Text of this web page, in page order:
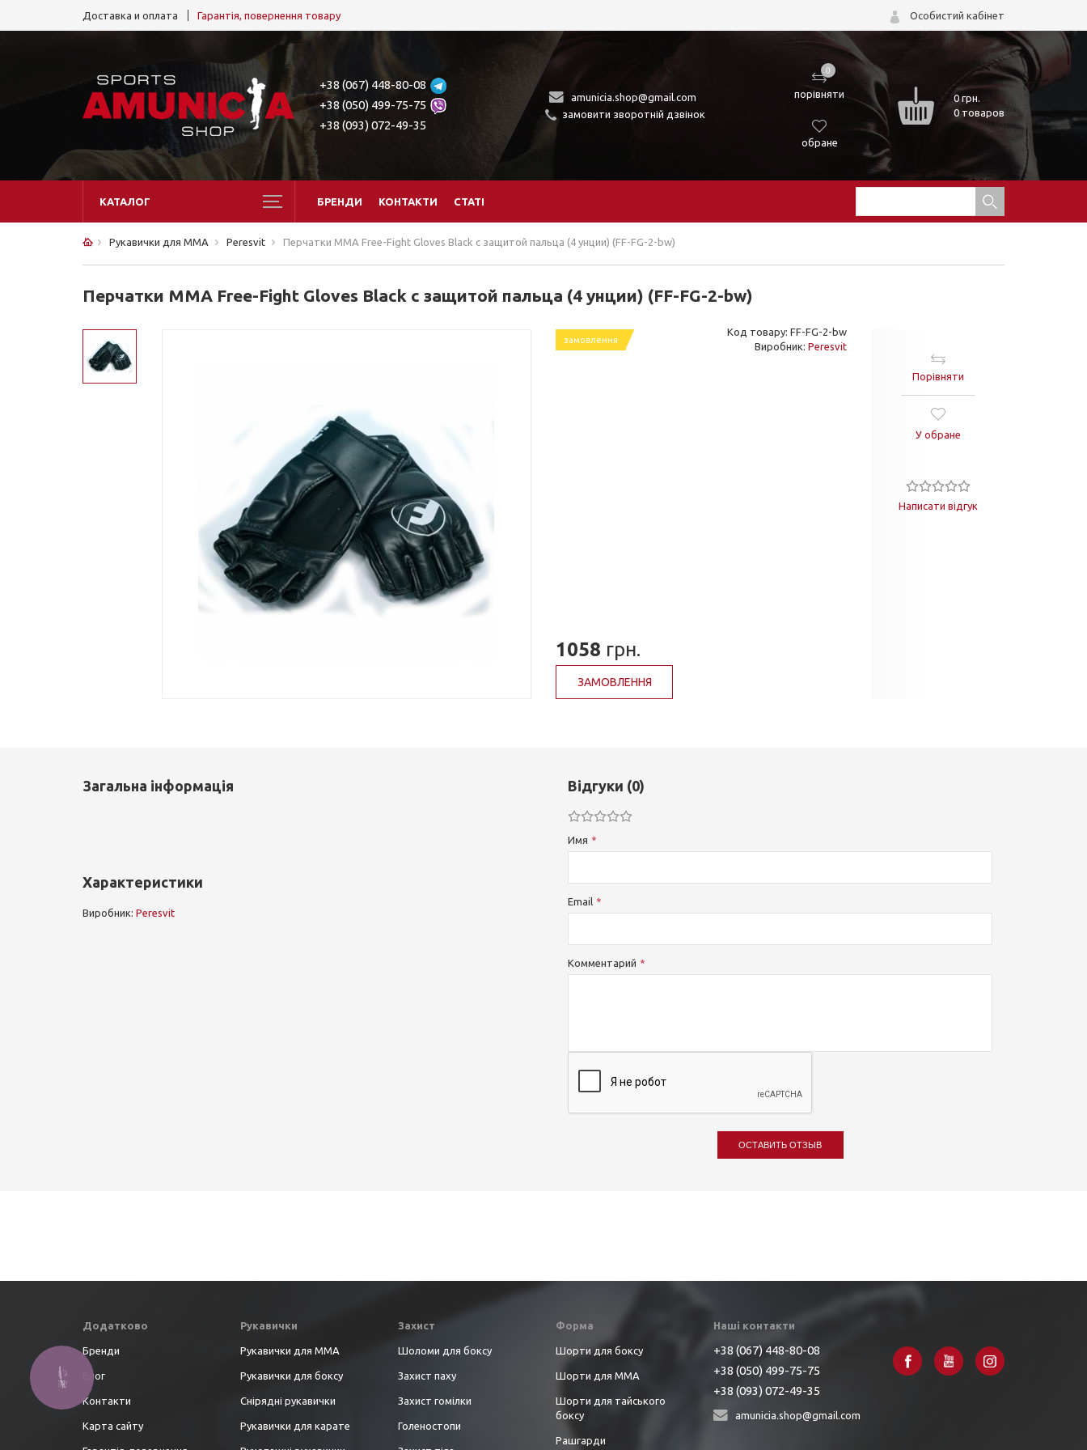
Доставка и оплата Гарантія, повернення товару Особистий кабінет
+38 (067) 448-80-08
+38 (050) 499-75-75
+38 (093) 072-49-35
amunicia.shop@gmail.com
замовити зворотній дзвінок
0
порівняти
обране
0грн.
0 товаров
КАТАЛОГ БРЕНДИ КОНТАКТИ СТАТІ
Рукавички для ММА Peresvit Перчатки MMA Free-Fight Gloves Black c защитой пальца (4 унции) (FF-FG-2-bw)
Перчатки MMA Free-Fight Gloves Black c защитой пальца (4 унции) (FF-FG-2-bw)
замовлення
Код товару: FF-FG-2-bw
Виробник: Peresvit
1058 грн.
ЗАМОВЛЕННЯ
Порівняти
У обране
Написати відгук
Загальна інформація
Характеристики
Виробник: Peresvit
Відгуки (0)
Имя
Email
Комментарий
ОСТАВИТЬ ОТЗЫВ
Додатково
Бренди
Блог
Контакти
Карта сайту
Рукавички
Рукавички для ММА
Рукавички для боксу
Снірядні рукавички
Рукавички для карате
Захист
Шоломи для боксу
Захист паху
Захист гомілки
Голеностопи
Форма
Шорти для боксу
Шорти для ММА
Шорти для тайського
боксу
Рашгарди
Наші контакти
+38 (067) 448-80-08
+38 (050) 499-75-75
+38 (093) 072-49-35
amunicia.shop@gmail.com